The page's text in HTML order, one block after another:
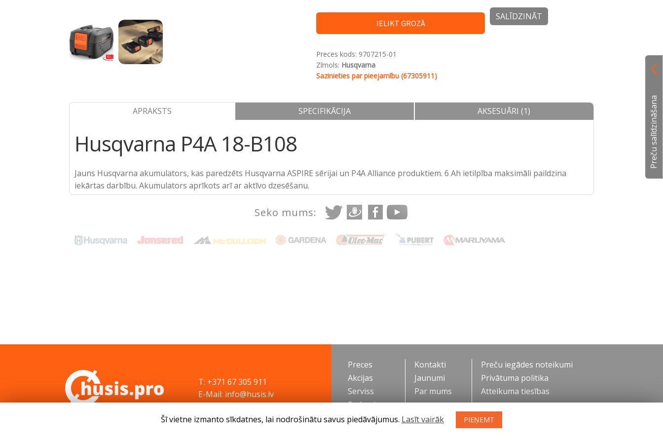
Preču salīdzināšana
IELIKT GROZĀ
SALĪDZINĀT
Preces kods: 9707215-01
Zīmols: Husqvarna
Sazinieties par pieejamību (67305911)
APRAKSTS SPECIFIKĀCIJA AKSESUĀRI (1)
Husqvarna P4A 18-B108
Jauns Husqvarna akumulators, kas paredzēts Husqvarna ASPIRE sērijai un P4A Alliance produktiem. 6 Ah ietilpība maksimāli paildzina
iekārtas darbību. Akumulators aprīkots arī ar aktīvo dzesēšanu.
Seko mums:
T: +371 67 305 911
E-Mail: info@husis.lv
Preces
Akcijas
Serviss
Padomi
Kontakti
Jaunumi
Par mums
Preču iegādes noteikumi
Privātuma politika
Atteikuma tiesības
Šī vietne izmanto sīkdatnes, lai nodrošinātu savus piedāvājumus. Lasīt vairāk PIEŅEMT